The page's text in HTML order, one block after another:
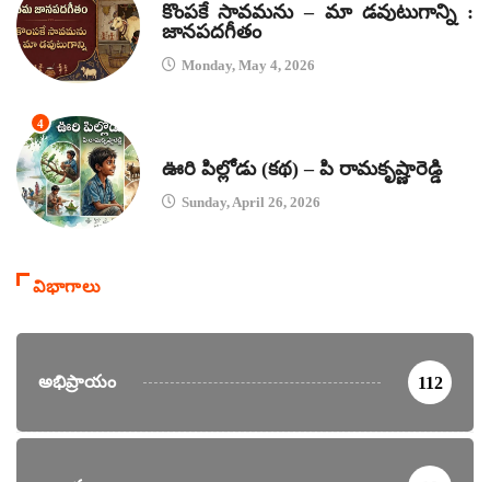
కొంపకే సావమను – మా డవుటుగాన్ని :
జానపదగీతం
Monday, May 4, 2026
4
ఊరి పిల్లోడు (కథ) – పి రామకృష్ణారెడ్డి
Sunday, April 26, 2026
విభాగాలు
అభిప్రాయం 112